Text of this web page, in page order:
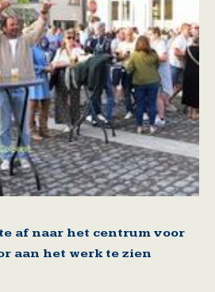
af naar het centrum voor
aan het werk te zien